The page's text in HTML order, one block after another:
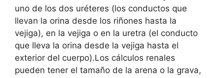
uno de los dos uréteres (los conductos que
llevan la orina desde los riñones hasta la
vejiga), en la vejiga o en la uretra (el conducto
que lleva la orina desde la vejiga hasta el
exterior del cuerpo).Los cálculos renales
pueden tener el tamaño de la arena o la grava,